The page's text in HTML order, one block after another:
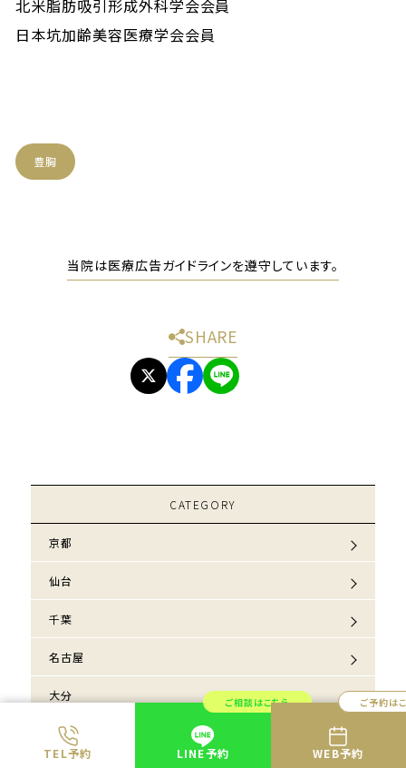
TEL予約
ご相談はこちら
LINE予約
ご予約は
WEB予約
北米脂肪吸引形成外科学会会員
日本坑加齢美容医療学会会員
豊胸
当院は医療広告ガイドラインを遵守しています。
SHARE
CATEGORY
京都
仙台
千葉
名古屋
大分
大宮